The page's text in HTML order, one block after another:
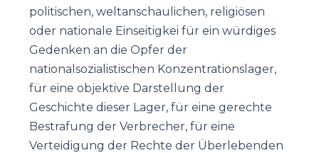
politischen, weltanschaulichen, religiösen
oder nationale Einseitigkei für ein würdiges
Gedenken an die Opfer der
nationalsozialistischen Konzentrationslager,
für eine objektive Darstellung der
Geschichte dieser Lager, für eine gerechte
Bestrafung der Verbrecher, für eine
Verteidigung der Rechte der Überlebenden